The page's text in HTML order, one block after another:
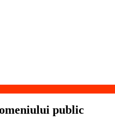
public